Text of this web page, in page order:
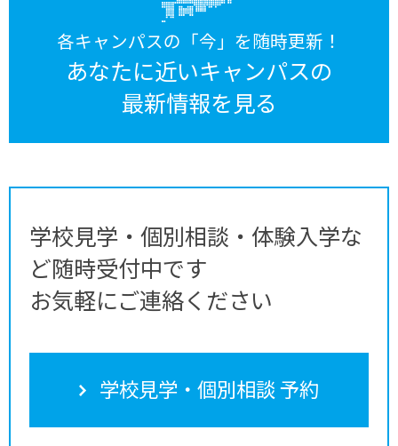
各キャンパスの「今」を随時更新！
あなたに近いキャンパスの
最新情報を見る
学校見学・個別相談・体験入学な
ど随時受付中です
お気軽にご連絡ください
学校見学・個別相談 予約